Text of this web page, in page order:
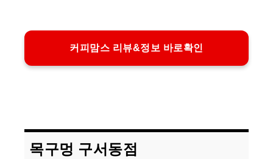
커피맘스 리뷰&정보 바로확인
목구멍 구서동점